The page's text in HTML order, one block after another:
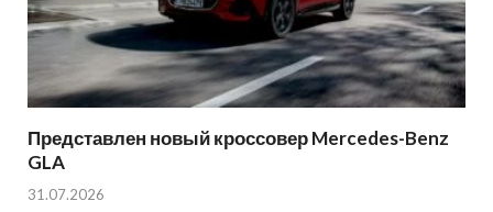
Представлен новый кроссовер Mercedes-Benz
GLA
31.07.2026